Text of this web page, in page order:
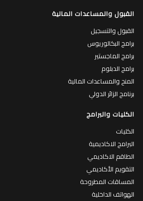
القبول والمساعدات المالية
القبول والتسجيل
برامج البكالوريوس
برامج الماجستير
برامج الدبلوم
المنح والمساعدات المالية
برنامج الزائر الدولي
الكليات والبرامج
الكليات
البرامج الاكاديمية
الطاقم الاكاديمي
التقويم الأكاديمي
المساقات المطروحة
الهواتف الداخلية